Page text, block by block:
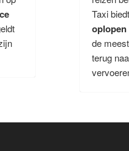
Taxi
de
terug